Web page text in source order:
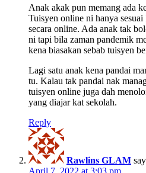
Anak akak pun memang ada
Tuisyen online ni hanya
secara online. Ada anak tak
ni tapi bila zaman pandemik
kena biasakan sebab tuisyen
Lagi satu anak kena pandai
tu. Kalau tak pandai nak
tuisyen online juga dah
yang diajar kat sekolah.
Reply
Rawlins GLAM